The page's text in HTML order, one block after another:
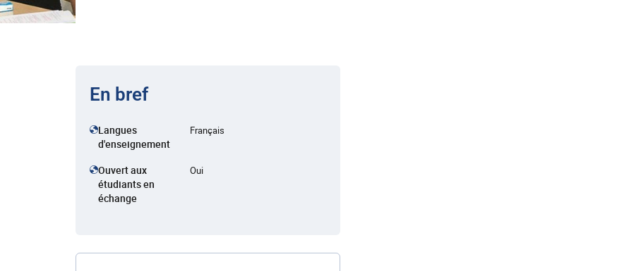
En bref
Langues
d'enseignement
Français
Ouvert aux
étudiants en
échange
Oui